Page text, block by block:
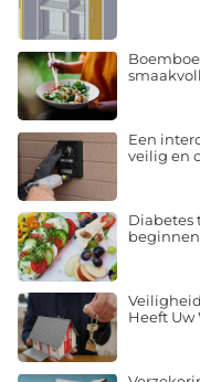
Een
veilig en
Heeft